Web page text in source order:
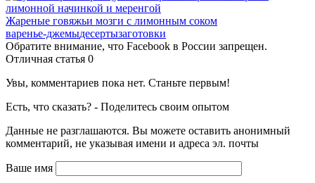
лимонной начинкой и меренгой
Жареные говяжьи мозги с лимонным соком
варенье-джемыдесертызаготовки
Обратите внимание, что Facebook в России запрещен.
Отличная статья 0
Увы, комментариев пока нет. Станьте первым!
Есть, что сказать? - Поделитесь своим опытом
Данные не разглашаются. Вы можете оставить анонимный
комментарий, не указывая имени и адреса эл. почты
Ваше имя